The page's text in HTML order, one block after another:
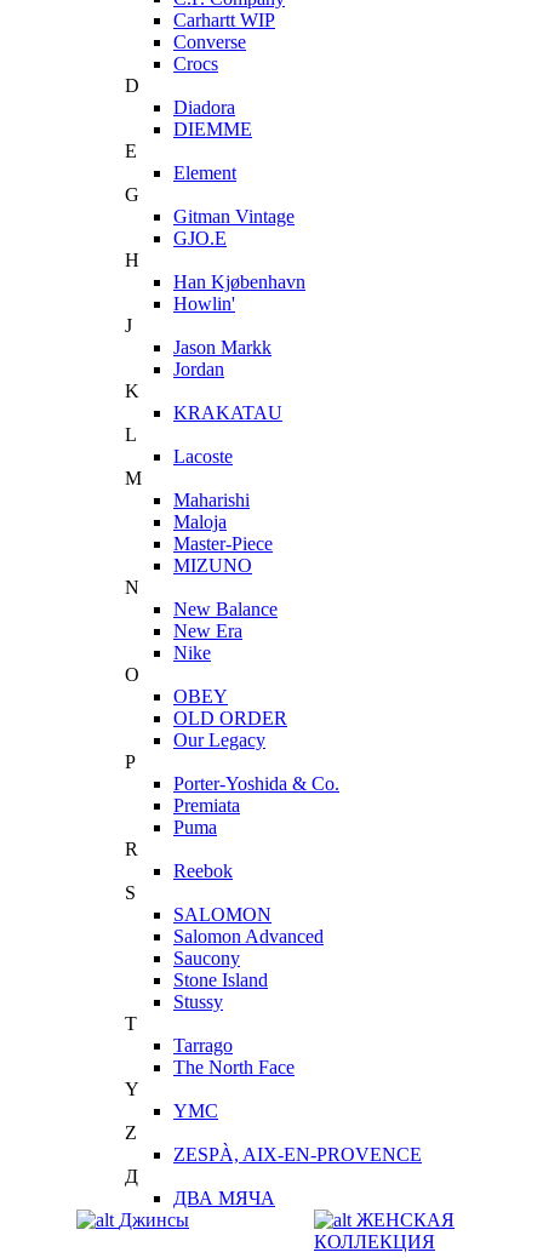
Carhartt WIP
Converse
Crocs
D
Diadora
DIEMME
E
Element
G
Gitman Vintage
GJO.E
H
Han Kjøbenhavn
Howlin'
J
Jason Markk
Jordan
K
KRAKATAU
L
Lacoste
M
Maharishi
Maloja
Master-Piece
MIZUNO
N
New Balance
New Era
Nike
O
OBEY
OLD ORDER
Our Legacy
P
Porter-Yoshida & Co.
Premiata
Puma
R
Reebok
S
SALOMON
Salomon Advanced
Saucony
Stone Island
Stussy
T
Tarrago
The North Face
Y
YMC
Z
ZESPÀ, AIX-EN-PROVENCE
Д
ДВА МЯЧА
Джинсы
ЖЕНСКАЯ
КОЛЛЕКЦИЯ